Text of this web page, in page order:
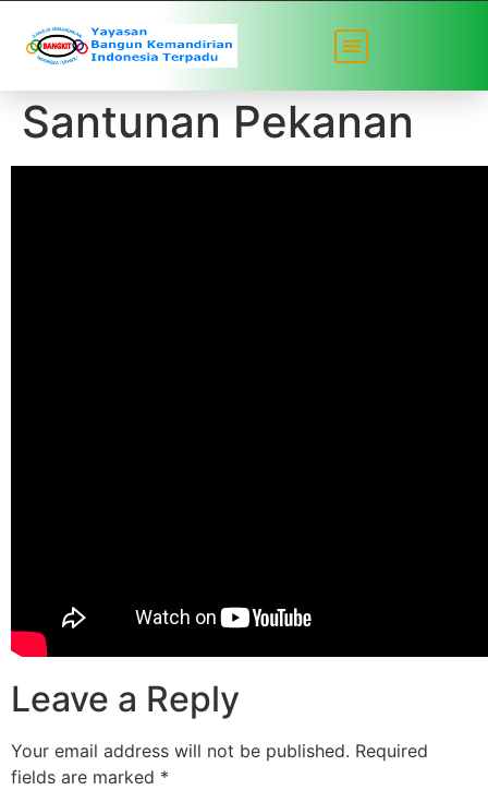
Doa Bersama dan
Santunan Pekanan
Leave a Reply
Your email address will not be published. Required
fields are marked *